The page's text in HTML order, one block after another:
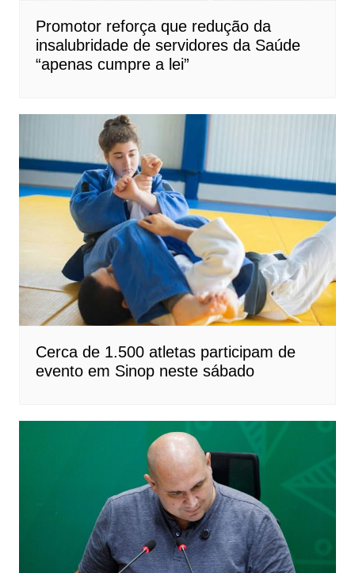
Promotor reforça que redução da
insalubridade de servidores da Saúde
“apenas cumpre a lei”
Cerca de 1.500 atletas participam de
evento em Sinop neste sábado